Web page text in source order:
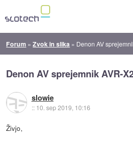
Forum »Zvok in slika » Denon AV
Denon AV sprejemnik AVR-
slowie
:: 10. sep 2019, 10:16
Živjo,